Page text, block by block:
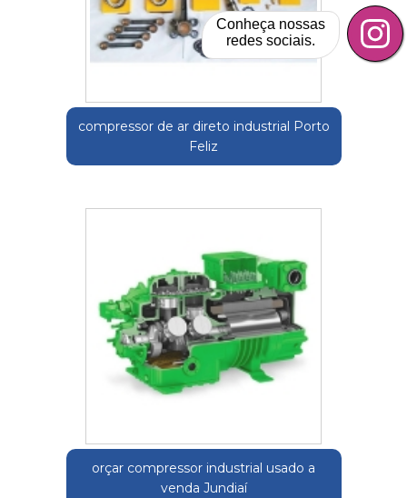
compressor de ar direto industrial Porto
Feliz
orçar compressor industrial usado a
venda Jundiaí
Conheça nossas
redes sociais.